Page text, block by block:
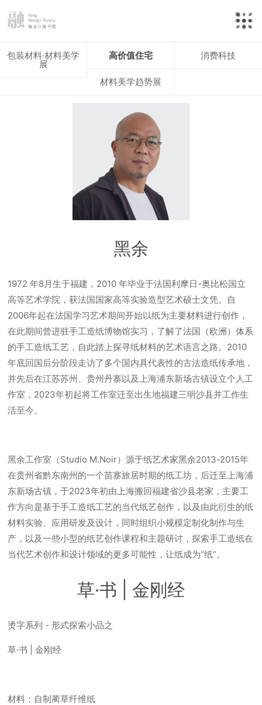
包装材料·材料美学
展
高价值住宅 消费科技
材料美学趋势展
黑余
1972 年8月生于福建，2010 年毕业于法国利摩日-奥比松国立
高等艺术学院，获法国国家高等实验造型艺术硕士文凭。自
2006年起在法国学习艺术期间开始以纸为主要材料进行创作，
在此期间曾进驻手工造纸博物馆实习，了解了法国（欧洲）体系
的手工造纸工艺，自此踏上探寻纸材料的艺术语言之路。2010
年底回国后分阶段走访了多个国内具代表性的古法造纸传承地，
并先后在江苏苏州、贵州丹寨以及上海浦东新场古镇设立个人工
作室，2023年初起将工作室迁至出生地福建三明沙县并工作生
活至今。
黑余工作室（Studio M.Noir）源于纸艺术家黑余2013-2015年
在贵州省黔东南州的一个苗寨旅居时期的纸工坊，后迁至上海浦
东新场古镇，于2023年初由上海搬回福建省沙县老家，主要工
作方向是基于手工造纸工艺的当代纸艺创作，以及由此衍生的纸
材料实验、应用研发及设计，同时组织小规模定制化制作与生
产，以及一些小型的纸艺创作课程和主题研讨，探索手工造纸在
当代艺术创作和设计领域的更多可能性，让纸成为“纸”。
草·书 | 金刚经
烫字系列 - 形式探索小品之
草·书 | 金刚经
材料：自制蔺草纤维纸